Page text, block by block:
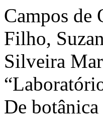
Campos de
Filho,
Silveira
De